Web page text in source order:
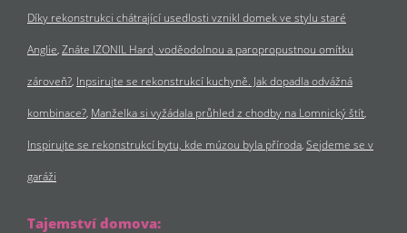
Díky rekonstrukci chátrající usedlosti vznikl domek ve stylu staré
Anglie Znáte IZONIL Hard, voděodolnou a paropropustnou omítku
zároveň? Inpsirujte se rekonstrukcí kuchyně. Jak dopadla odvážná
kombinace? Manželka si vyžádala průhled z chodby na Lomnický štít
Inspirujte se rekonstrukcí bytu, kde múzou byla příroda Sejdeme se v
garáži
Tajemství domova: